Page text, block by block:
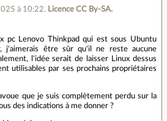
à 10:22. Licence CC By‑SA.
pc Lenovo Thinkpad qui est sous Ubuntu
j'aimerais être sûr qu'il ne reste aucune
l'idée serait de laisser Linux dessus
utilisables par ses prochains propriétaires
que je suis complètement perdu sur la
des indications à me donner ?